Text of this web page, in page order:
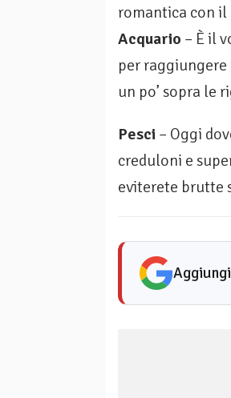
romantica con
Acquario – È il
per
un po’ sopra le
Pesci – Oggi
creduloni e
eviterete brutte
Aggiungi